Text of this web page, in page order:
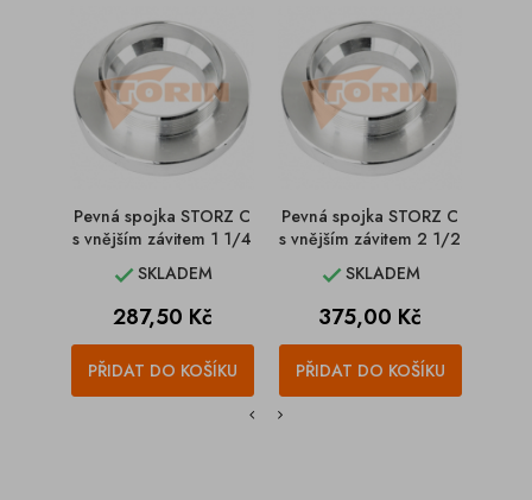
Pevná spojka STORZ C
s vnějším závitem 1 1/4
SKLADEM
Cena
287,50 Kč
PŘIDAT DO KOŠÍKU
Pevná spojka STORZ C
s vnějším závitem 2 1/2
SKLADEM
Cena
375,00 Kč
PŘIDAT DO KOŠÍKU